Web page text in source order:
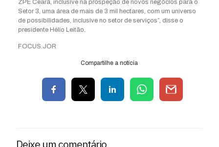
ZPE Ceará, inclusive na prospeção de novos negócios para o
Setor 3, uma área de mais de 3 mil hectares, com um universo
de possibilidades, inclusive no setor de serviços”, disse o
presidente Hélio Leitão.
FOCUS.JOR
Compartilhe a notícia
Deixe um comentário